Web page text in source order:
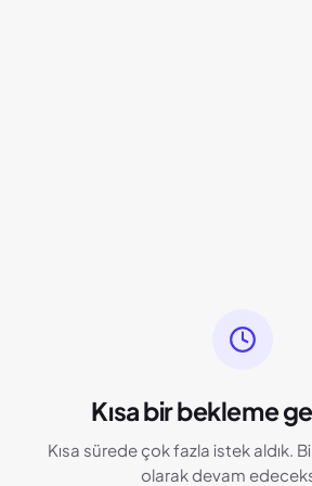
Kısa bir bekleme
Kısa sürede çok fazla istek aldık.
olarak devam